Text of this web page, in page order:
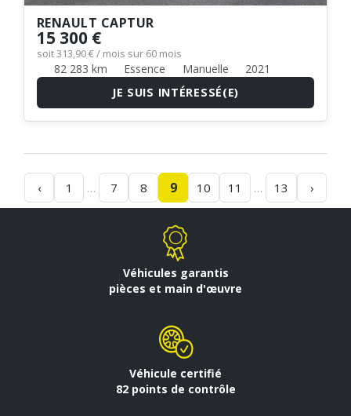
RENAULT CAPTUR
15 300 €
soit 313,90 € / mois sur 60 mois
82 283 km Essence Manuelle
2021
JE SUIS INTÉRESSÉ(E)
‹ 1 … 7 8 9 10 11 … 13 ›
Véhicules garantis
pièces et main d'œuvre
Véhicule certifié
82 points de contrôle